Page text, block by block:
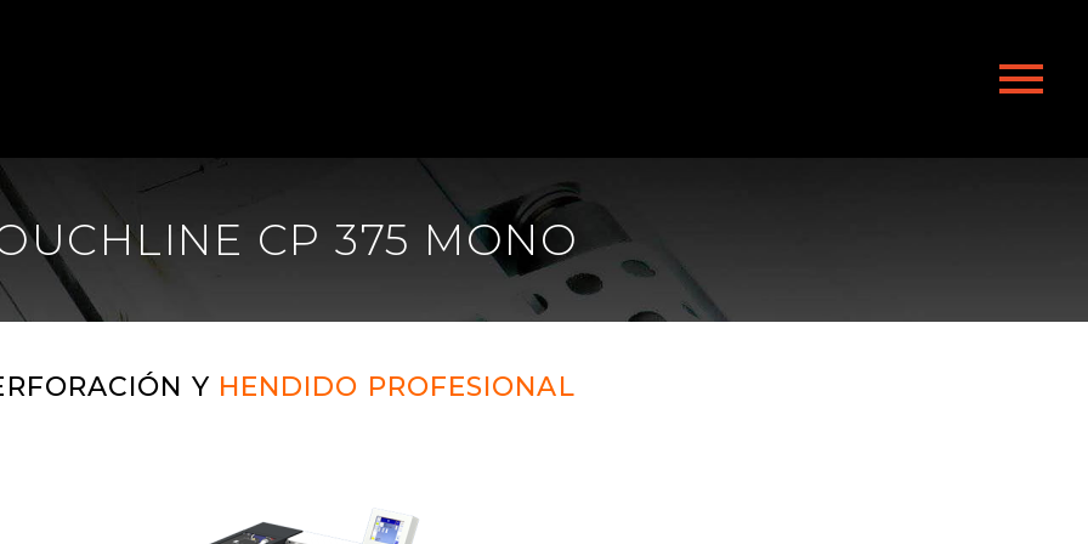
CP 375 MONO
Y HENDIDO PROFESIONAL